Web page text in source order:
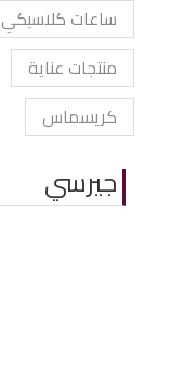
ساعات كلاسيكي
منتجات عناية
كريسماس
جيرسي